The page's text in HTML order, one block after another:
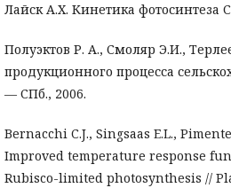
Лайск А.Х. Кинетика фотосинтеза
Полуэктов Р. А., Смоляр Э.И.,
продукционного процесса
— СПб., 2006.
Bernacchi C.J., Singsaas E.L.,
Improved temperature response
Rubisco-limited photosynthesis //